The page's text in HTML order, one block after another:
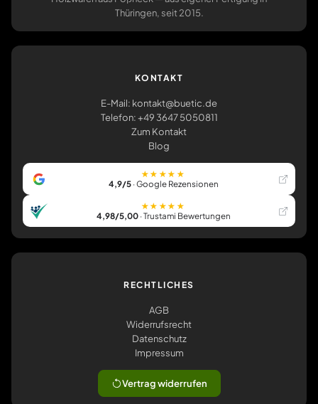
Thüringen, seit 2015.
KONTAKT
E-Mail: kontakt@buetic.de
Telefon: +49 3647 5050811
Zum Kontakt
Blog
★★★★★
4,9/5· Google Rezensionen
★★★★★
4,98/5,00· Trustami Bewertungen
RECHTLICHES
AGB
Widerrufsrecht
Datenschutz
Impressum
Vertrag widerrufen